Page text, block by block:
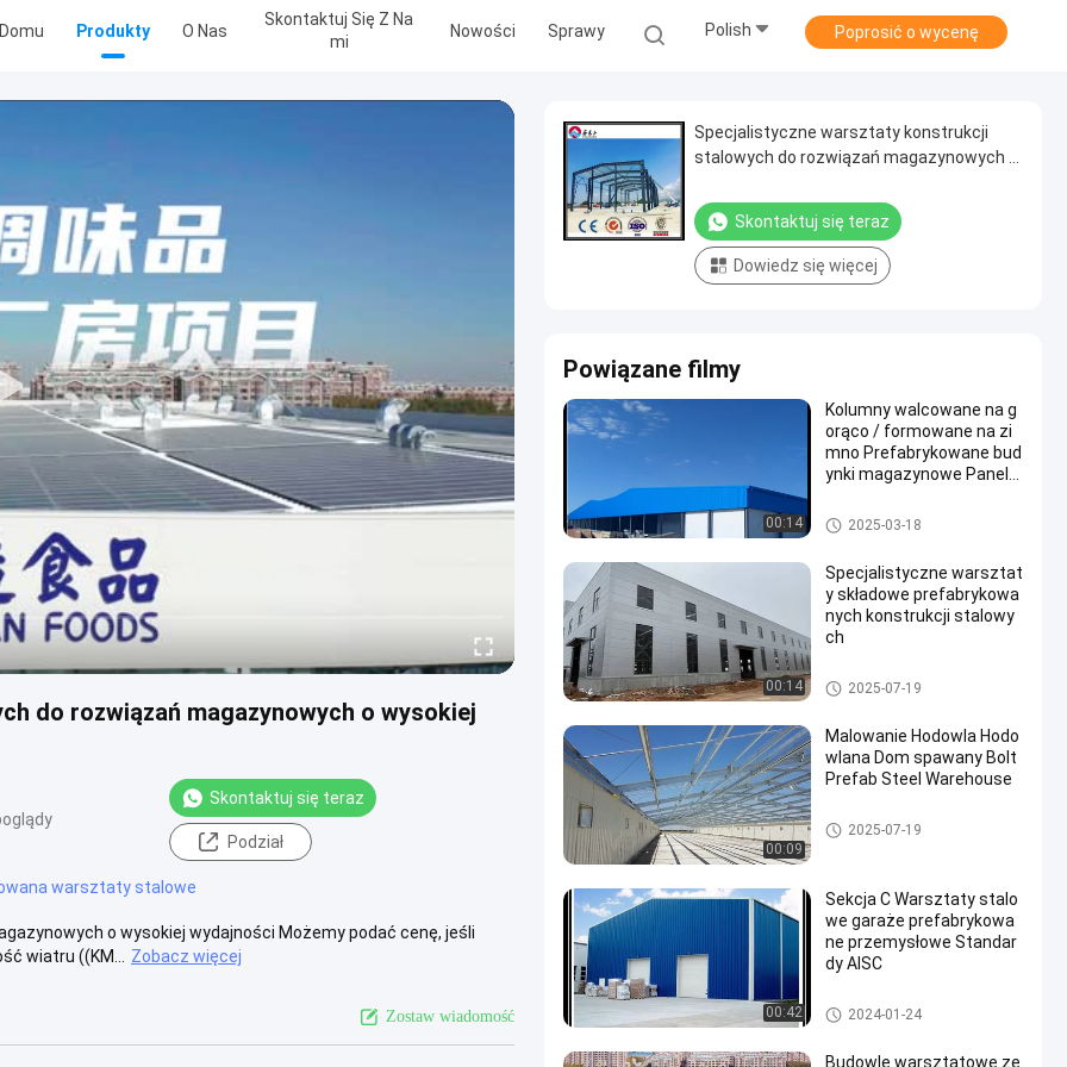
Produkty O Nas
Skontaktuj Się Z Na
Mi
Nowości Sprawy Polish Poprosić o wycenę
do rozwiązań magazynowych o wysokiej
Skontaktuj się teraz
Podział
warsztaty stalowe
o wysokiej wydajności Możemy podać cenę, jeśli
wiatru ((KM...
Zobacz więcej
Zostaw wiadomość
Specjalistyczne warsztaty konstrukcji
stalowych do rozwiązań magazynowych o
Skontaktuj się teraz
Dowiedz się więcej
Powiązane filmy
00:14
Kolumny walcowane na g
orąco / formowane na zi
mno Prefabrykowane bud
ynki magazynowe Panele
Okładziny do trwałej budo
wy
Magazyn Konstrukcji Stalowy
ch
2025-03-18
00:14
Specjalistyczne warsztat
y składowe prefabrykowa
nych konstrukcji stalowy
ch
Magazyn Konstrukcji Stalowy
ch
2025-07-19
00:09
Malowanie Hodowla Hodo
wlana Dom spawany Bolt
Prefab Steel Warehouse
Dom na farmie hodowlanej
2025-07-19
00:42
Sekcja C Warsztaty stalo
we garaże prefabrykowa
ne przemysłowe Standar
dy AISC
Warsztat Konstrukcji Stalowy
ch
2024-01-24
Budowle warsztatowe ze